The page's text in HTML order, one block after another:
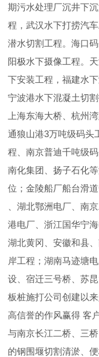
期污水处理厂沉井下
程，武汉水下打捞汽
潜水切割工程。海口
阳极水下摄像工程。
下安装工程，福建水
宁波港水下混凝土切
上海东海大桥、杭州
通狼山港3万吨级码头
程、南京普迪千吨级
南化集团、扬子石化
位；金陵船厂船台滑
、湖北鄂洲电厂、南
港电厂、浙江国华宁
湖北黄冈、安徽和县
岸工程；湖南马迹塘
设、宿迁三号桥、苏
板桩施打公司创建以
高信誉的作风赢得 客
与南京长江二桥、三
的钢围堰切割清淤、